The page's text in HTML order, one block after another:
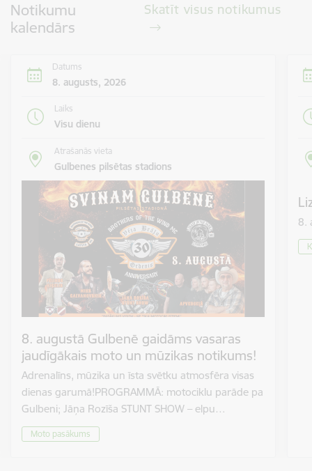
Notikumu
kalendārs
Skatīt visus notikumus
Datums
8. augusts, 2026
Laiks
Visu dienu
Atrašanās vieta
Gulbenes pilsētas stadions
8. augustā Gulbenē gaidāms vasaras
jaudīgākais moto un mūzikas notikums!
Adrenalīns, mūzika un īsta svētku atmosfēra visas
dienas garumā!PROGRAMMĀ: motociklu parāde pa
Gulbeni; Jāņa Rozīša STUNT SHOW – elpu…
Moto pasākums
8.